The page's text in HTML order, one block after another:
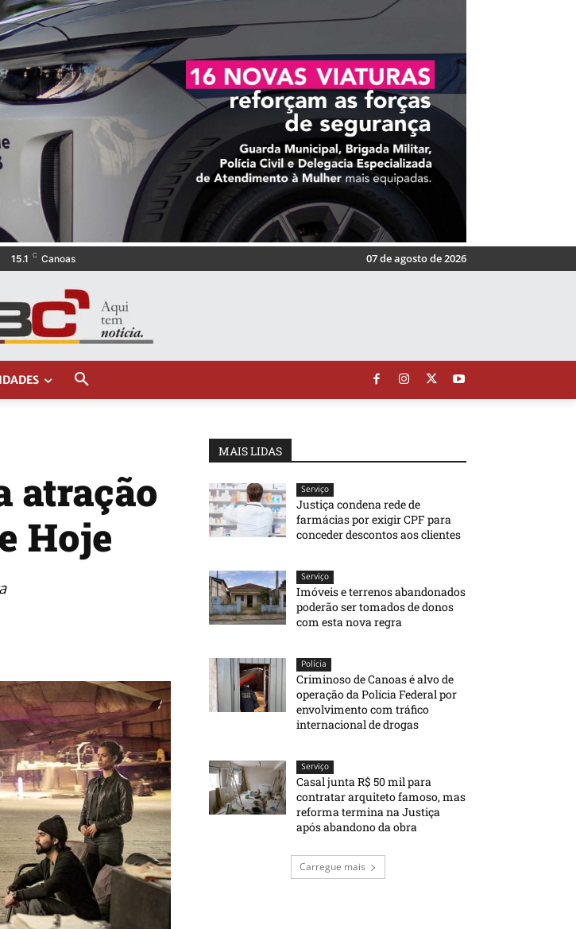
15.1 C Canoas 07 de agosto de 2026
atração
Hoje
MAIS LIDAS
Serviço
Justiça condena rede de
farmácias por exigir CPF para
conceder descontos aos clientes
Serviço
Imóveis e terrenos abandonados
poderão ser tomados de donos
com esta nova regra
Polícia
Criminoso de Canoas é alvo de
operação da Polícia Federal por
envolvimento com tráfico
internacional de drogas
Serviço
Casal junta R$ 50 mil para
contratar arquiteto famoso, mas
reforma termina na Justiça
após abandono da obra
Carregue mais